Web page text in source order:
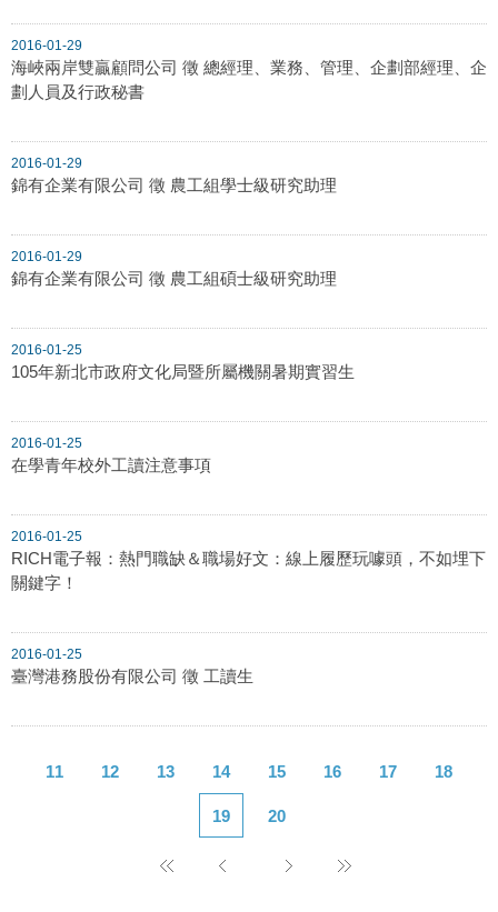
2016-01-29
海峽兩岸雙贏顧問公司 徵 總經理、業務、管理、企劃部經理、企
劃人員及行政秘書
2016-01-29
錦有企業有限公司 徵 農工組學士級研究助理
2016-01-29
錦有企業有限公司 徵 農工組碩士級研究助理
2016-01-25
105年新北市政府文化局暨所屬機關暑期實習生
2016-01-25
在學青年校外工讀注意事項
2016-01-25
RICH電子報：熱門職缺＆職場好文：線上履歷玩噱頭，不如埋下
關鍵字！
2016-01-25
臺灣港務股份有限公司 徵 工讀生
11 12 13 14 15 16 17 18
19 20